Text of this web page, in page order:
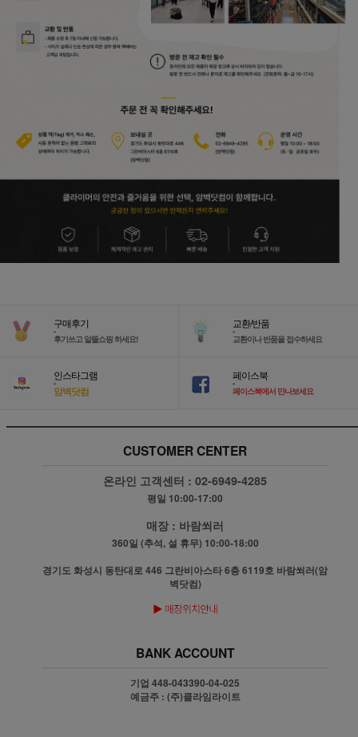
구매후기
-
후기쓰고 알뜰쇼핑 하세요!
교환/반품
-
교환이나 반품을 접수하세요
인스타그램
-
암벽닷컴
페이스북
-
페이스북에서 만나보세요
CUSTOMER CENTER
온라인 고객센터 :02-6949-4285
평일 10:00-17:00
매장 : 바람쐬러
360일 (추석, 설 휴무) 10:00-18:00
경기도 화성시 동탄대로 446 그란비아스타 6층 6119호 바람쐬러(암
벽닷컴)
BANK ACCOUNT
기업 448-043390-04-025
예금주 : (주)클라임라이트